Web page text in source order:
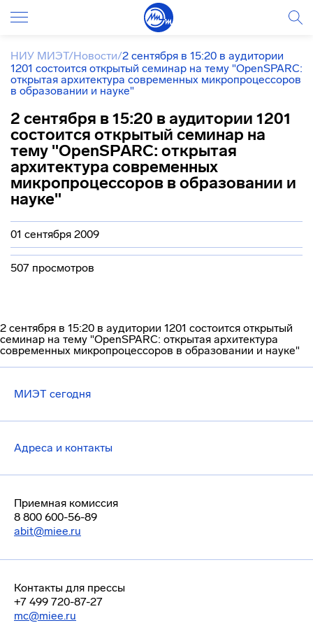
НИУ МИЭТ/Новости/2 сентября в 15:20 в аудитории
1201 состоится открытый семинар на тему "OpenSPARC:
открытая архитектура современных микропроцессоров
в образовании и науке"
2 сентября в 15:20 в аудитории 1201
состоится открытый семинар на
тему "OpenSPARC: открытая
архитектура современных
микропроцессоров в образовании и
науке"
01 сентября 2009
507 просмотров
2 сентября в 15:20 в аудитории 1201 состоится открытый
семинар на тему "OpenSPARC: открытая архитектура
современных микропроцессоров в образовании и науке"
МИЭТ сегодня
Адреса и контакты
Приемная комиссия
8 800 600-56-89
abit@miee.ru
Контакты для прессы
+7 499 720-87-27
mc@miee.ru